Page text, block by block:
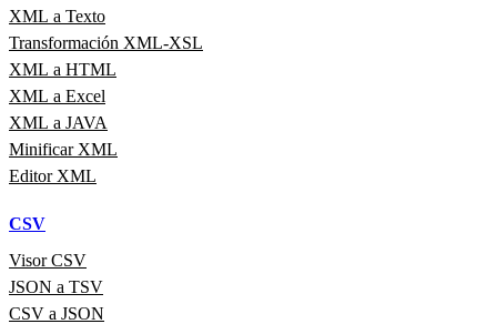
XML a Texto
Transformación XML-XSL
XML a HTML
XML a Excel
XML a JAVA
Minificar XML
Editor XML
CSV
Visor CSV
JSON a TSV
CSV a JSON